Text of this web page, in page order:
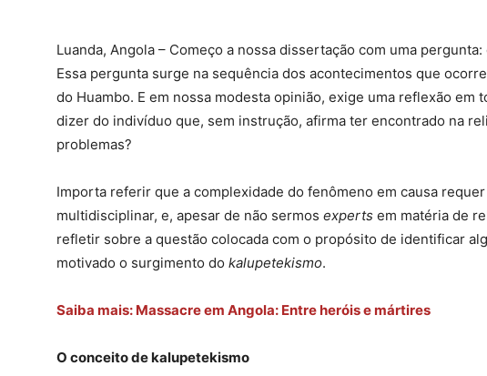
Luanda, Angola – Começo a nossa dissertação com uma
Essa pergunta surge na sequência dos acontecimentos que
do Huambo. E em nossa modesta opinião, exige uma reflexão em
dizer do indivíduo que, sem instrução, afirma ter encontrado na
problemas?
Importa referir que a complexidade do fenômeno em causa
multidisciplinar, e, apesar de não sermos experts em matéria de
refletir sobre a questão colocada com o propósito de identificar
motivado o surgimento do kalupetekismo.
Saiba mais: Massacre em Angola: Entre heróis e mártires
O conceito de kalupetekismo